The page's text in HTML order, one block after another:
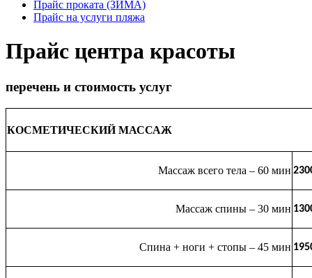
Прайс проката (ЗИМА)
Прайс на услуги пляжа
Прайс центра красоты
перечень и стоимость услуг
КОСМЕТИЧЕСКИЙ МАССАЖ
Массаж всего тела – 60 мин
Массаж спины – 30 мин
Спина + ноги + стопы – 45 мин